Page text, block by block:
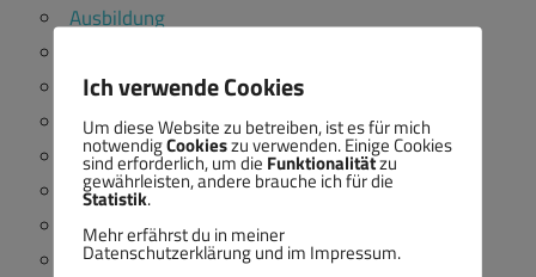
Ausbildung
EFQM
Glasfaser
Heimautomatisierung
Informationstechnologie
iOS
ISO 9001
Ich verwende Cookies
Um diese Website zu betreiben, ist es für mich
notwendigCookieszu verwenden. Einige Cookies
sind erforderlich, um dieFunktionalitätzu
gewährleisten, andere brauche ich für die
Statistik.
Mehr erfährst du in meiner
Datenschutzerklärung und im Impressum.